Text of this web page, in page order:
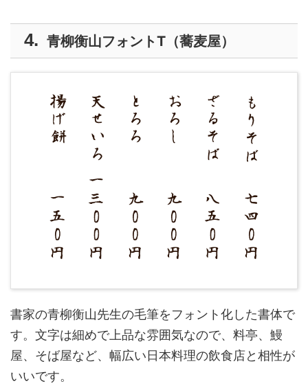
青柳衡山フォントT（蕎麦屋）
書家の青柳衡山先生の毛筆をフォント化した書体で
す。文字は細めで上品な雰囲気なので、料亭、鰻
屋、そば屋など、幅広い日本料理の飲食店と相性が
いいです。